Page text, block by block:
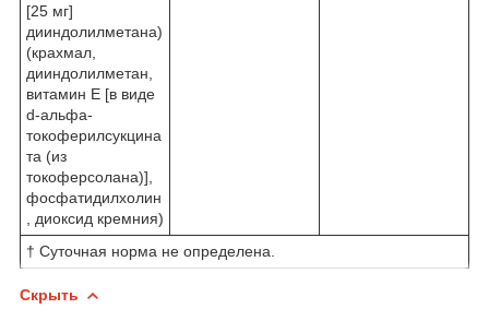
[25 мг]
дииндолилметана)
(крахмал,
дииндолилметан,
витамин E [в виде
d-альфа-
токоферилсукцина
та (из
токоферсолана)],
фосфатидилхолин
, диоксид кремния)
† Суточная норма не определена.
Скрыть